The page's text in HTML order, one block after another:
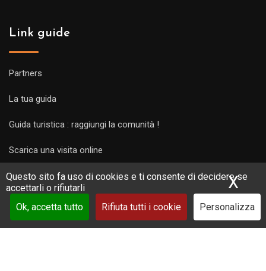
Questo sito fa uso di cookies e ti consente di decidere se
accettarli o rifiutarli
Ok, accetta tutto
Rifiuta tutti i cookie Personalizza
X
Link guide
Partners
La tua guida
Guida turistica : raggiungi la comunità !
Scarica una visita online